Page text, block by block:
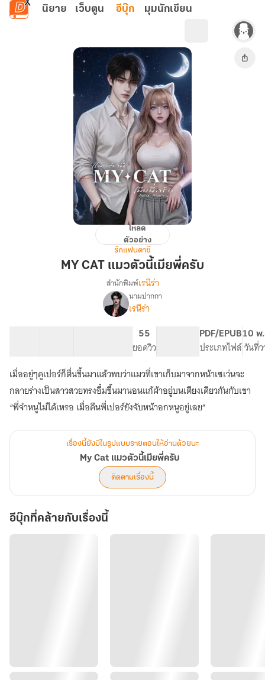
ข้ามไปยังเนื้อหาหลัก
นิยาย เว็บตูน อีบุ๊ก มุมนักเขียน
แมว
โหลด
ตัวอย่าง
รักแฟนตาซี
MY CAT แมวตัวนี้เมียพี่ครับ
เรื่องMy
Cat
แมว
ตัว
นี้
เมีย
พี่
ครับ
สำนักพิมพ์เรนีร่า
นามปากกา
เรนีร่า
55
ยอดวิว
PDF/EPUB
ประเภทไฟล์
10 พ
วันที่
เมื่ออยู่ๆคูเปอร์ก็ตื่นขึ้นมาแล้วพบว่าแมวที่เขาเก็บมาจากหน้าเซเว่นจะ
กลายร่างเป็นสาวสวยทรงอึ๋มขึ้นมานอนแก้ผ้าอยู่บนเตียงเดียวกันกับเขา
“พี่จำหนูไม่ได้เหรอ เมื่อคืนพี่เปอร์ยังจับหน้าอกหนูอยู่เลย”
เรื่องนี้ยังมีในรูปแบบรายตอนให้อ่านด้วยนะ
My Cat แมวตัวนี้เมียพี่ครับ
ติดตามเรื่องนี้
อีบุ๊กที่คล้ายกับเรื่องนี้